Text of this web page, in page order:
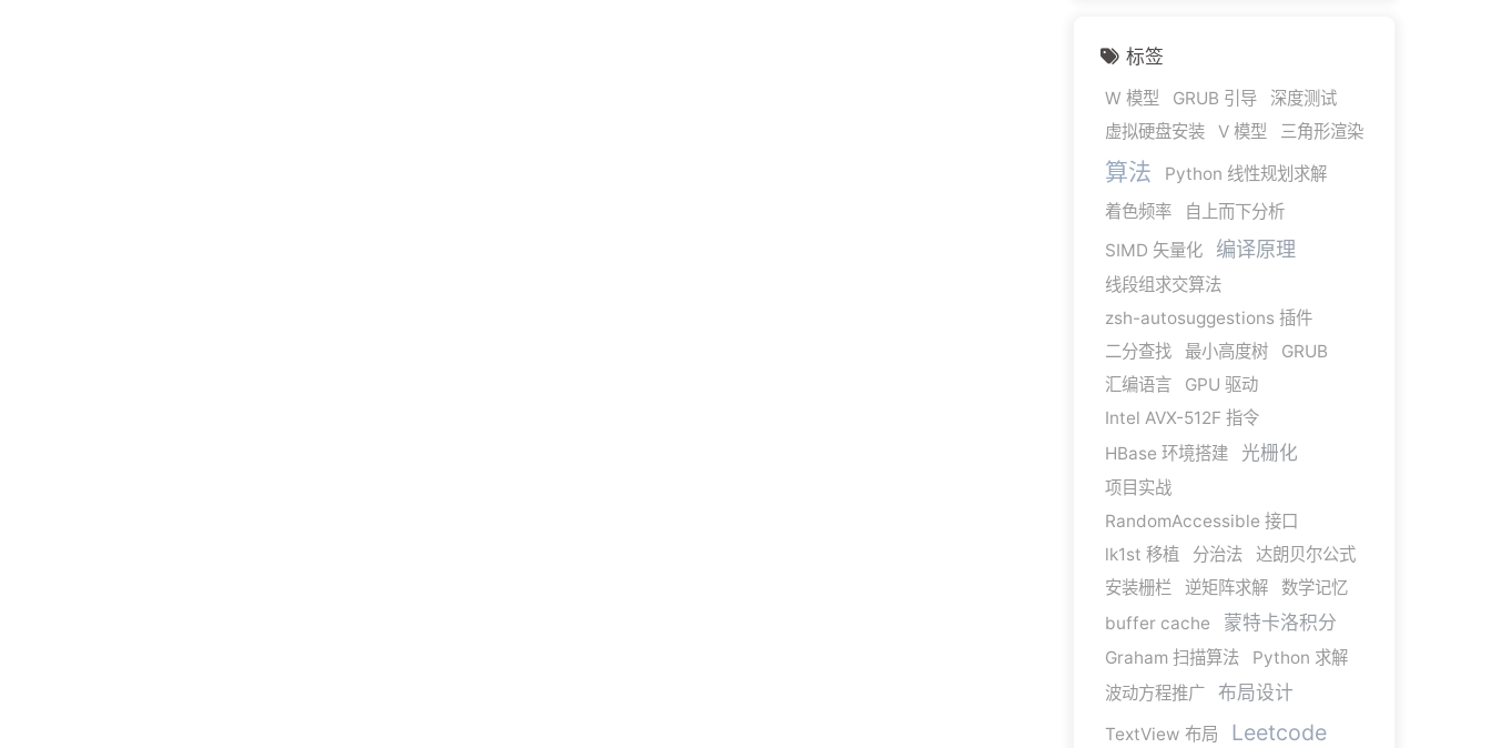
标签
W 模型 GRUB 引导
深度测试
虚拟硬盘安装
V 模型 三角形渲染
算法
Python 线性规划求解
着色频率
自上而下分析
SIMD 矢量化
编译原理
线段组求交算法
zsh-autosuggestions 插件
二分查找
最小高度树
GRUB
汇编语言
GPU 驱动
Intel AVX-512F 指令
HBase 环境搭建
光栅化
项目实战
RandomAccessible 接口
lk1st 移植
分治法
达朗贝尔公式
安装栅栏
逆矩阵求解
数学记忆
buffer cache
蒙特卡洛积分
Graham 扫描算法
Python 求解
波动方程推广
布局设计
TextView 布局 Leetcode